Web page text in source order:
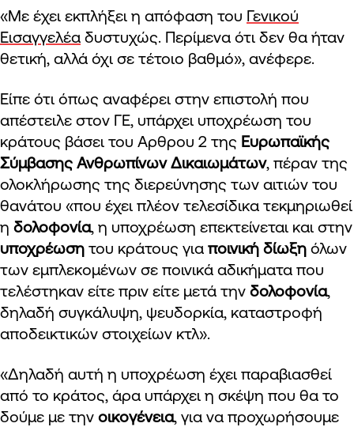
«Με έχει εκπλήξει η απόφαση του Γενικού
Εισαγγελέα δυστυχώς. Περίμενα ότι δεν θα ήταν
θετική, αλλά όχι σε τέτοιο βαθμό», ανέφερε.
Είπε ότι όπως αναφέρει στην επιστολή που
απέστειλε στον ΓΕ, υπάρχει υποχρέωση του
κράτους βάσει του Αρθρου 2 της Ευρωπαϊκής
Σύμβασης Ανθρωπίνων Δικαιωμάτων, πέραν της
ολοκλήρωσης της διερεύνησης των αιτιών του
θανάτου «που έχει πλέον τελεσίδικα τεκμηριωθεί
η δολοφονία, η υποχρέωση επεκτείνεται και στην
υποχρέωση του κράτους για ποινική δίωξη όλων
των εμπλεκομένων σε ποινικά αδικήματα που
τελέστηκαν είτε πριν είτε μετά την δολοφονία,
δηλαδή συγκάλυψη, ψευδορκία, καταστροφή
αποδεικτικών στοιχείων κτλ».
«Δηλαδή αυτή η υποχρέωση έχει παραβιασθεί
από το κράτος, άρα υπάρχει η σκέψη που θα το
δούμε με την οικογένεια, για να προχωρήσουμε